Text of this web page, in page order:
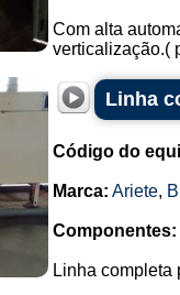
Com alta
verticalização.(
Linha
Código do
Marca: Ariete,
Componentes:
Linha completa